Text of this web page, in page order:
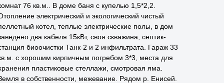
76 кв.м.. В доме баня с купелью 1,5*2,2.
электрический и экологический чистый
котел, теплые электрические полы, в дом
два кабеля 15кВт, своя скважина, септик-
биоочистки Танк-2 и 2 инфильтрата. Гараж 33
с хорошим кирпичным погребом 3*3, места для
пластиковые стеллажи, смотровая яма.
в собственности, межевание. Рядом р. Енисей.